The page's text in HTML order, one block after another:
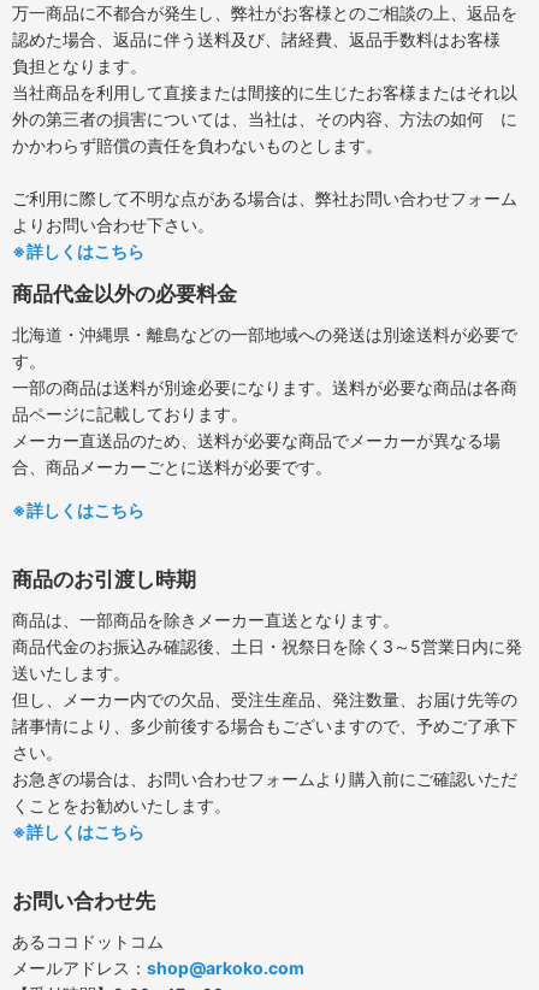
万一商品に不都合が発生し、弊社がお客様とのご相談の上、返品を
認めた場合、返品に伴う送料及び、諸経費、返品手数料はお客様
負担となります。
当社商品を利用して直接または間接的に生じたお客様またはそれ以
外の第三者の損害については、当社は、その内容、方法の如何 に
かかわらず賠償の責任を負わないものとします。
ご利用に際して不明な点がある場合は、弊社お問い合わせフォーム
よりお問い合わせ下さい。
※詳しくはこちら
商品代金以外の必要料金
北海道・沖縄県・離島などの一部地域への発送は別途送料が必要で
す。
一部の商品は送料が別途必要になります。送料が必要な商品は各商
品ページに記載しております。
メーカー直送品のため、送料が必要な商品でメーカーが異なる場
合、商品メーカーごとに送料が必要です。
※詳しくはこちら
商品のお引渡し時期
商品は、一部商品を除きメーカー直送となります。
商品代金のお振込み確認後、土日・祝祭日を除く3～5営業日内に発
送いたします。
但し、メーカー内での欠品、受注生産品、発注数量、お届け先等の
諸事情により、多少前後する場合もございますので、予めご了承下
さい。
お急ぎの場合は、お問い合わせフォームより購入前にご確認いただ
くことをお勧めいたします。
※詳しくはこちら
お問い合わせ先
あるココドットコム
メールアドレス： shop@arkoko.com